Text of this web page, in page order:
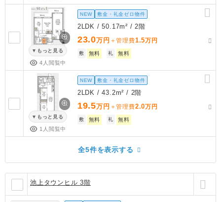
もっと見る
4人閲覧中
NEW 敷金・礼金ゼロ物件
2LDK / 50.17m² / 2階
23.0万円 ＋管理費1.5万円
敷 無料 礼 無料
もっと見る
1人閲覧中
NEW 敷金・礼金ゼロ物件
2LDK / 43.2m² / 2階
19.5万円 ＋管理費2.0万円
敷 無料 礼 無料
全5件を表示する
池上タウンヒル 3階